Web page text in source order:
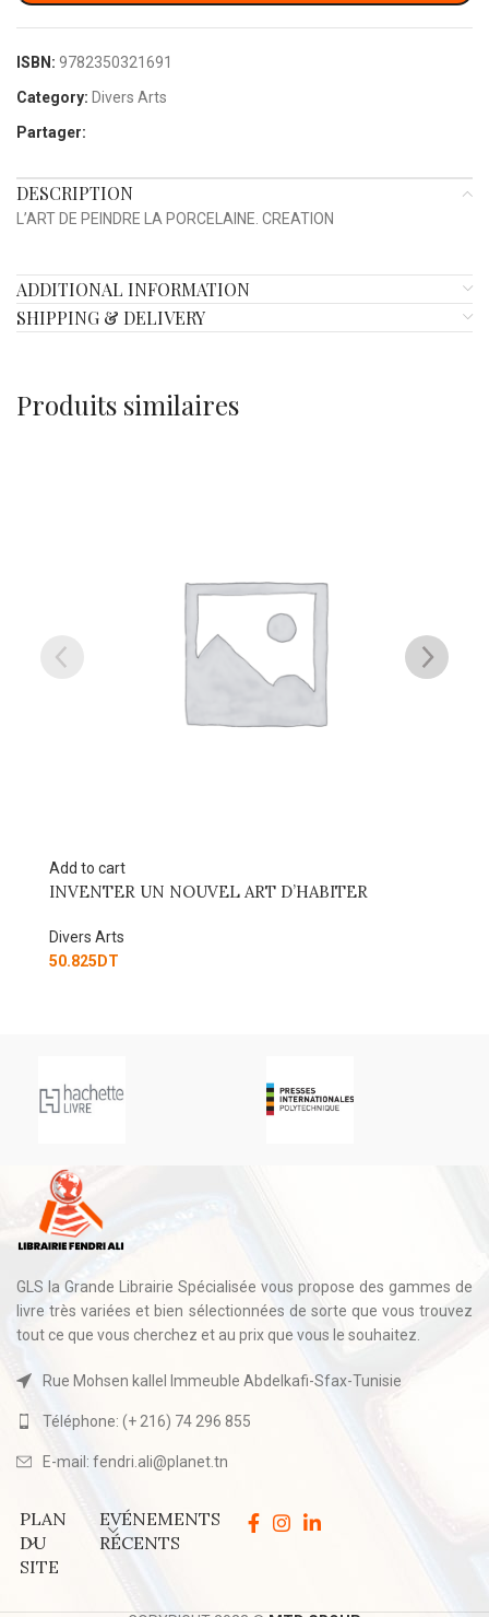
ISBN: 9782350321691
Category: Divers Arts
Partager:
DESCRIPTION
L’ART DE PEINDRE LA PORCELAINE. CREATION
ADDITIONAL INFORMATION
SHIPPING & DELIVERY
Produits similaires
Add to cart
INVENTER UN NOUVEL ART D’HABITER
Divers Arts
50.825DT
GLS la Grande Librairie Spécialisée vous propose des gammes de
livre très variées et bien sélectionnées de sorte que vous trouvez
tout ce que vous cherchez et au prix que vous le souhaitez.
Rue Mohsen kallel Immeuble Abdelkafi-Sfax-Tunisie
Téléphone: (+ 216) 74 296 855
E-mail: fendri.ali@planet.tn
PLAN
DU
SITE
EVÉNEMENTS
RÉCENTS